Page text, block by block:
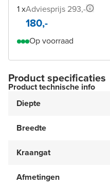
1 xAdviesprijs 293,-
180,-
Op voorraad
Product specificaties
Product technische info
Diepte
Breedte
Kraangat
Afmetingen